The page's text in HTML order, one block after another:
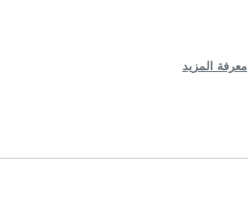
معرفة المزيد